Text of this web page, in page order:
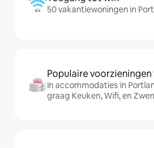
50 vakantiewoningen in
Populaire
In accommodaties in
graag Keuken, Wifi, en